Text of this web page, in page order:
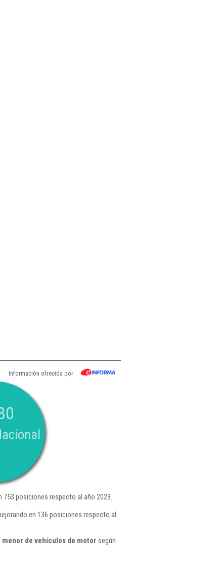
Información ofrecida por
753 posiciones respecto al año 2023.
en 136 posiciones respecto al
de vehículos de motor según